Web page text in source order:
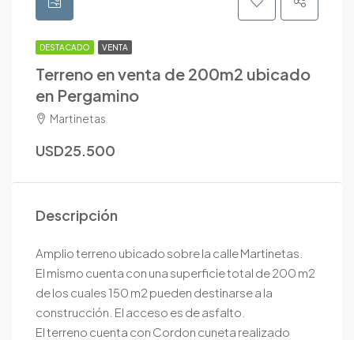
DESTACADO VENTA
Terreno en venta de 200m2 ubicado
en Pergamino
Martinetas
USD25.500
Descripción
Amplio terreno ubicado sobre la calle Martinetas.
El mismo cuenta con una superficie total de 200 m2
de los cuales 150 m2 pueden destinarse a la
construcción. El acceso es de asfalto.
El terreno cuenta con Cordon cuneta realizado